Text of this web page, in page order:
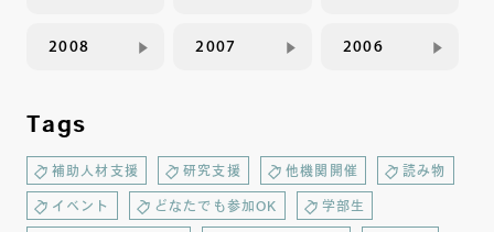
2008 2007 2006
Tags
補助人材支援 研究支援 他機関開催 読み物
イベント どなたでも参加OK 学部生